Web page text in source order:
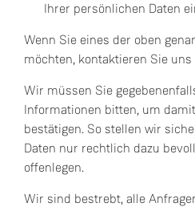
Ihrer persönlichen Daten
Wenn Sie eines der oben
möchten, kontaktieren Sie uns
Wir müssen Sie
Informationen bitten, um
bestätigen. So stellen wir
Daten nur rechtlich dazu
offenlegen.
Wir sind bestrebt, alle